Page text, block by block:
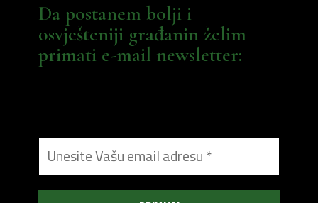
Da postanem bolji i
osvješteniji građanin želim
primati e-mail newsletter: